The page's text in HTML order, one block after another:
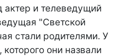
актер и телеведущий
"Светской
стали родителями. У
они назвали